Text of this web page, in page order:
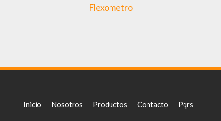
Flexometro
Inicio Nosotros Productos Contacto Pqrs